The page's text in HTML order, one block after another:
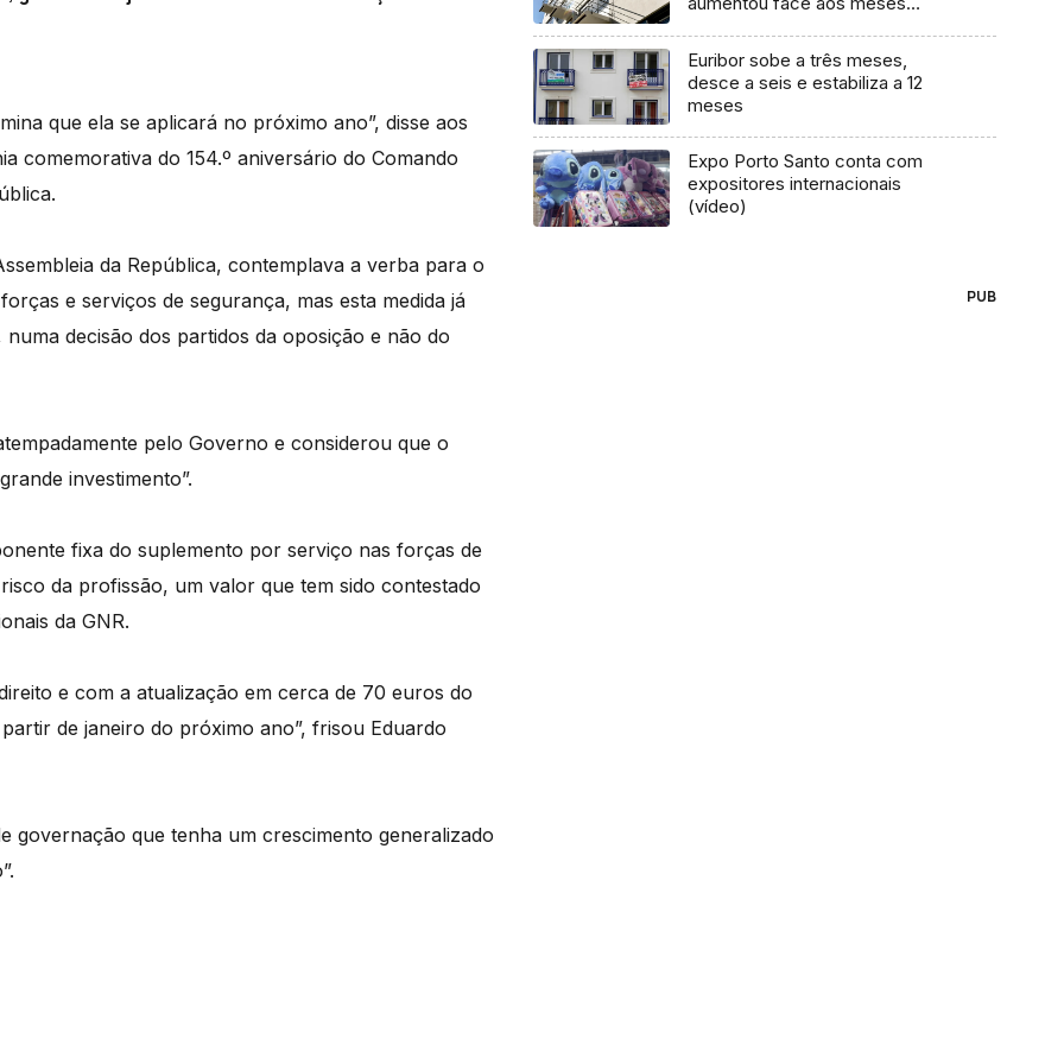
que ela se aplicará no próximo ano”, disse aos
comemorativa do 154.º aniversário do Comando
da República, contemplava a verba para o
e serviços de segurança, mas esta medida já
decisão dos partidos da oposição e não do
pelo Governo e considerou que o
investimento”.
fixa do suplemento por serviço nas forças de
da profissão, um valor que tem sido contestado
da GNR.
e com a atualização em cerca de 70 euros do
de janeiro do próximo ano”, frisou Eduardo
governação que tenha um crescimento generalizado
Euribor sobe a três meses,
desce a seis e estabiliza a 12
meses
Expo Porto Santo conta com
expositores internacionais
(vídeo)
PUB